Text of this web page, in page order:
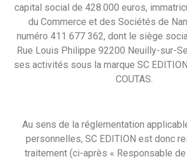
capital social de 428.000 euros,
du Commerce et des Sociétés de
numéro 411 677 362, dont le siège
Rue Louis Philippe 92200 Neuilly-sur-
ses activités sous la marque SC
COUTAS.
Au sens de la réglementation
personnelles, SC EDITION est donc
traitement (ci-après « Responsable de